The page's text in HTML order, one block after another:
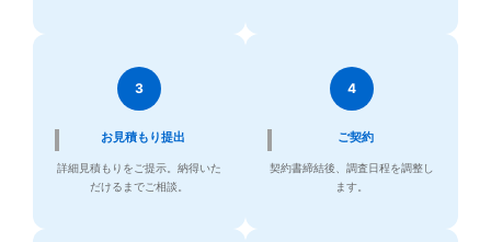
3
お見積もり提出
詳細見積もりをご提示。納得いた
だけるまでご相談。
4
ご契約
契約書締結後、調査日程を調整し
ます。